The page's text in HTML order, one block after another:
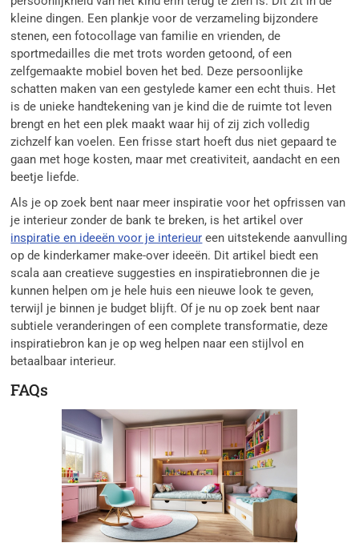
kleine dingen. Een plankje voor de verzameling bijzondere
stenen, een fotocollage van familie en vrienden, de
sportmedailles die met trots worden getoond, of een
zelfgemaakte mobiel boven het bed. Deze persoonlijke
schatten maken van een gestylede kamer een echt thuis. Het
is de unieke handtekening van je kind die de ruimte tot leven
brengt en het een plek maakt waar hij of zij zich volledig
zichzelf kan voelen. Een frisse start hoeft dus niet gepaard te
gaan met hoge kosten, maar met creativiteit, aandacht en een
beetje liefde.
Als je op zoek bent naar meer inspiratie voor het opfrissen van
je interieur zonder de bank te breken, is het artikel over
inspiratie en ideeën voor je interieur een uitstekende aanvulling
op de kinderkamer make-over ideeën. Dit artikel biedt een
scala aan creatieve suggesties en inspiratiebronnen die je
kunnen helpen om je hele huis een nieuwe look te geven,
terwijl je binnen je budget blijft. Of je nu op zoek bent naar
subtiele veranderingen of een complete transformatie, deze
inspiratiebron kan je op weg helpen naar een stijlvol en
betaalbaar interieur.
FAQs